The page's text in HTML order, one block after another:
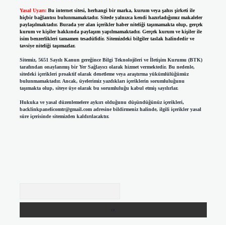
Yasal Uyarı: Bu internet sitesi, herhangi bir marka, kurum veya şahıs şirketi ile
hiçbir bağlantısı bulunmamaktadır. Sitede yalnızca kendi hazırladığımız makaleler
paylaşılmaktadır. Burada yer alan içerikler haber niteliği taşımamakta olup, gerçek
kurum ve kişiler hakkında paylaşım yapılmamaktadır. Gerçek kurum ve kişiler ile
isim benzerlikleri tamamen tesadüfidir. Sitemizdeki bilgiler taslak halindedir ve
tavsiye niteliği taşımazlar.
Sitemiz, 5651 Sayılı Kanun gereğince Bilgi Teknolojileri ve İletişim Kurumu (BTK)
tarafından onaylanmış bir Yer Sağlayıcı olarak hizmet vermektedir. Bu nedenle,
sitedeki içerikleri proaktif olarak denetleme veya araştırma yükümlülüğümüz
bulunmamaktadır. Ancak, üyelerimiz yazdıkları içeriklerin sorumluluğunu
taşımakta olup, siteye üye olarak bu sorumluluğu kabul etmiş sayılırlar.
Hukuka ve yasal düzenlemelere aykırı olduğunu düşündüğünüz içerikleri,
backlinkpanelicomtr@gmail.comadresine bildirmeniz halinde, ilgili içerikler yasal
süre içerisinde sitemizden kaldırılacaktır.